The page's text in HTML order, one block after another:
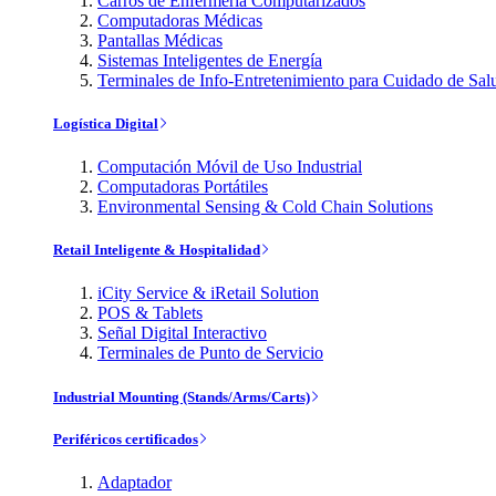
Computadoras Médicas
Pantallas Médicas
Sistemas Inteligentes de Energía
Terminales de Info-Entretenimiento para Cuidado de
Logística Digital
Computación Móvil de Uso Industrial
Computadoras Portátiles
Environmental Sensing & Cold Chain Solutions
Retail Inteligente & Hospitalidad
iCity Service & iRetail Solution
POS & Tablets
Señal Digital Interactivo
Terminales de Punto de Servicio
Industrial Mounting (Stands/Arms/Carts)
Periféricos certificados
Adaptador